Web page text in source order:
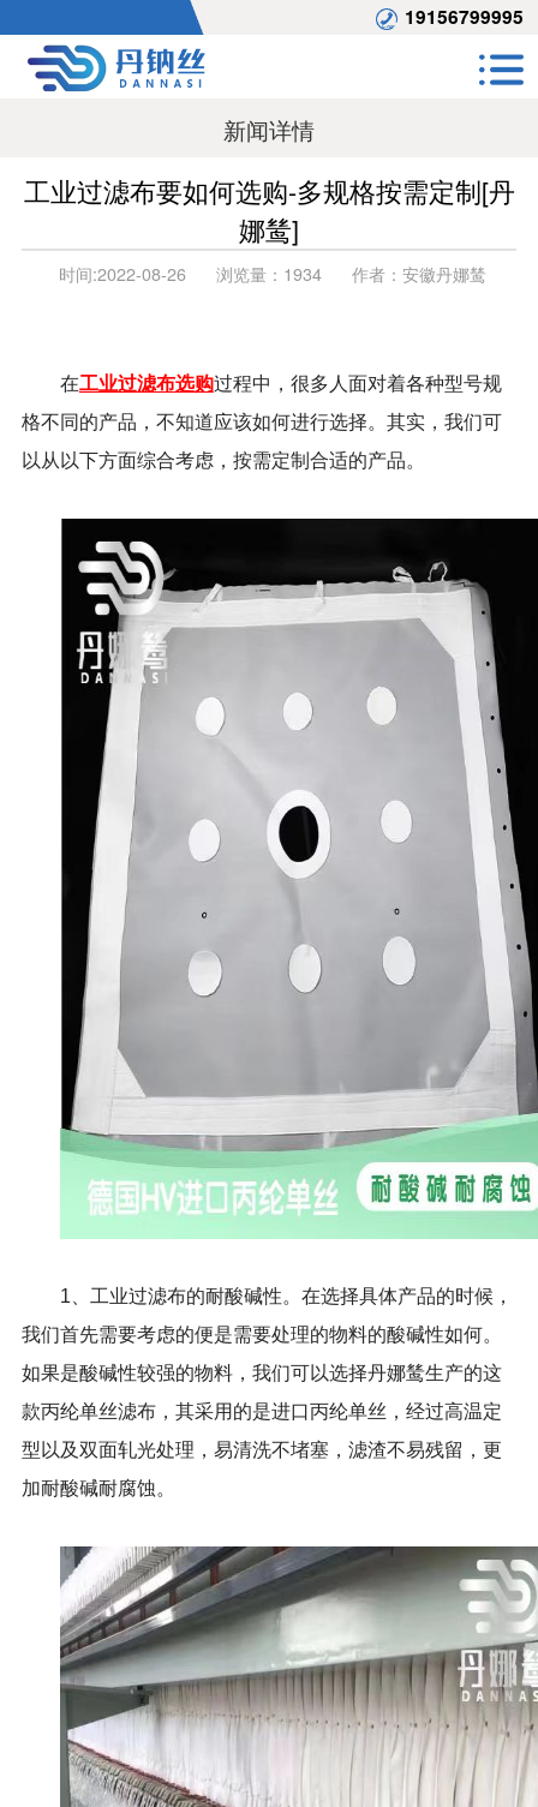
19156799995
新闻详情
工业过滤布要如何选购-多规格按需定制[丹
娜鸶]
时间:2022-08-26 浏览量： 1934 作者： 安徽丹娜鸶
在工业过滤布选购过程中，很多人面对着各种型号规
格不同的产品，不知道应该如何进行选择。其实，我们可
以从以下方面综合考虑，按需定制合适的产品。
1、工业过滤布的耐酸碱性。在选择具体产品的时候，
我们首先需要考虑的便是需要处理的物料的酸碱性如何。
如果是酸碱性较强的物料，我们可以选择丹娜鸶生产的这
款丙纶单丝滤布，其采用的是进口丙纶单丝，经过高温定
型以及双面轧光处理，易清洗不堵塞，滤渣不易残留，更
加耐酸碱耐腐蚀。